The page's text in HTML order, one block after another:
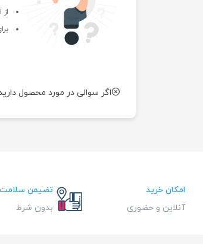
اگر سوالی در مورد محصول
امکان خرید
آنلاین و حضوری
تضیمن سلامت
بدون شرط